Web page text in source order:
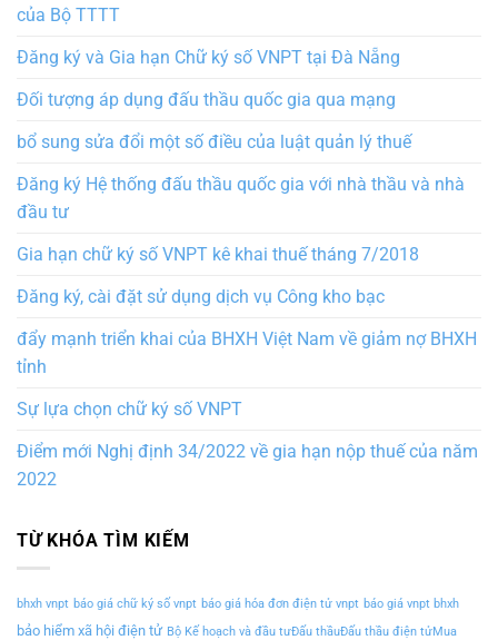
của Bộ TTTT
Đăng ký và Gia hạn Chữ ký số VNPT tại Đà Nẵng
Đối tượng áp dụng đấu thầu quốc gia qua mạng
bổ sung sửa đổi một số điều của luật quản lý thuế
Đăng ký Hệ thống đấu thầu quốc gia với nhà thầu và nhà
đầu tư
Gia hạn chữ ký số VNPT kê khai thuế tháng 7/2018
Đăng ký, cài đặt sử dụng dịch vụ Công kho bạc
đẩy mạnh triển khai của BHXH Việt Nam về giảm nợ BHXH
tỉnh
Sự lựa chọn chữ ký số VNPT
Điểm mới Nghị định 34/2022 về gia hạn nộp thuế của năm
2022
TỪ KHÓA TÌM KIẾM
bhxh vnpt báo giá chữ ký số vnpt báo giá hóa đơn điện tử vnpt báo giá vnpt bhxh
bảo hiểm xã hội điện tử Bộ Kế hoạch và đầu tưĐấu thầuĐấu thầu điện tửMua